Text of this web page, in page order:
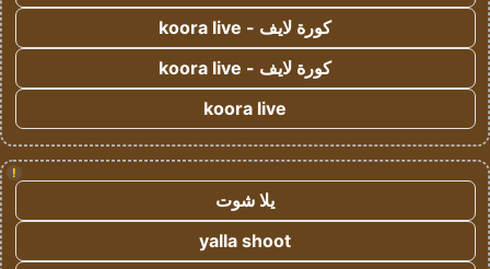
كورة لايف - koora live
كورة لايف - koora live
koora live
!
يلا شوت
yalla shoot